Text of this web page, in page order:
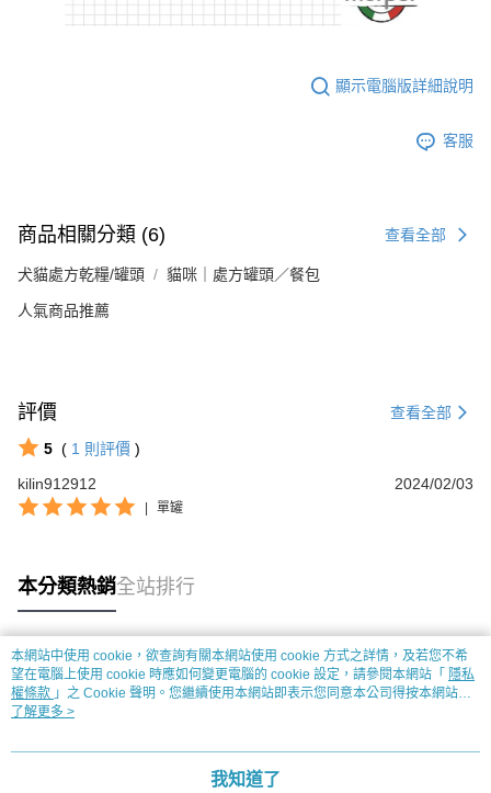
顯示電腦版詳細說明
客服
商品相關分類 (6) 查看全部
犬貓處方乾糧/罐頭 貓咪｜處方罐頭／餐包
人氣商品推薦
評價 查看全部
5 ( 1 則評價 )
kilin912912
2024/02/03
| 單罐
本分類熱銷全站排行
熱門標籤
本網站中使用 cookie，欲查詢有關本網站使用 cookie 方式之詳情，及若您不希
望在電腦上使用 cookie 時應如何變更電腦的 cookie 設定，請參閱本網站「 隱私
權條款 」之 Cookie 聲明。您繼續使用本網站即表示您同意本公司得按本網站使
用條款之 Cookie 聲明使用 cookie。
了解更多 >
我知道了